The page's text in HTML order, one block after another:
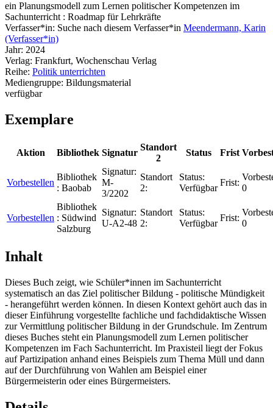
ein Planungsmodell zum Lernen politischer Kompetenzen im
Sachunterricht : Roadmap für Lehrkräfte
Verfasser*in: Suche nach diesem Verfasser*in Meendermann, Karin
(Verfasser*in)
Jahr: 2024
Verlag: Frankfurt, Wochenschau Verlag
Reihe: Politik unterrichten
Mediengruppe: Bildungsmaterial
verfügbar
Exemplare
Aktion Bibliothek Signatur
Standort
2
Status Frist
Vorbestellen
Bibliothek
: Baobab
Signatur:
M-
3/2202
Standort
2:
Status:
Verfügbar
Frist:
0
Vorbestellen
Bibliothek
: Südwind
Salzburg
Signatur:
U-A2-48
Standort
2:
Status:
Verfügbar
Frist:
0
Inhalt
Dieses Buch zeigt, wie Schüler*innen im Sachunterricht
systematisch an das Ziel politischer Bildung - politische Mündigkeit
- herangeführt werden können. In diesen Kontext gehört auch das in
dieser Einführung vorgestellte fachliche und fachdidaktische Wissen
zur Vermittlung politischer Bildung in der Grundschule. Im Zentrum
dieses Buches steht ein Planungsmodell zum Lernen politischer
Kompetenzen im Fach Sachunterricht. Im Praxisteil liegt der Fokus
auf Partizipation anhand eines Beispiels zum Thema Müll und dann
auf der Durchführung von Wahlen am Beispiel einer
Bürgermeisterin oder eines Bürgermeisters.